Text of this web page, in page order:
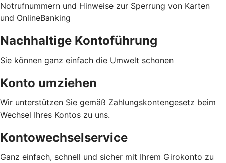
Notrufnummern und Hinweise zur Sperrung von Karten
und OnlineBanking
Nachhaltige Kontoführung
Sie können ganz einfach die Umwelt schonen
Konto umziehen
Wir unterstützen Sie gemäß Zahlungskontengesetz beim
Wechsel Ihres Kontos zu uns.
Kontowechselservice
Ganz einfach, schnell und sicher mit Ihrem Girokonto zu